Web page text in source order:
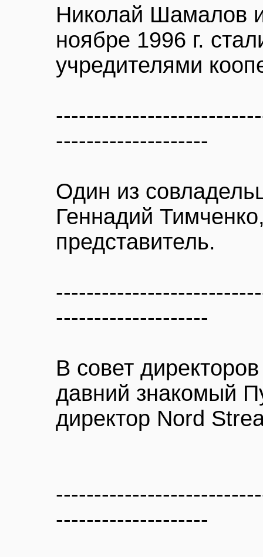
Николай Шамалов
ноябре 1996 г.
учредителями
--------------------
Один из
Геннадий
представитель.
--------------------
В совет
давний знакомый
директор Nord
--------------------